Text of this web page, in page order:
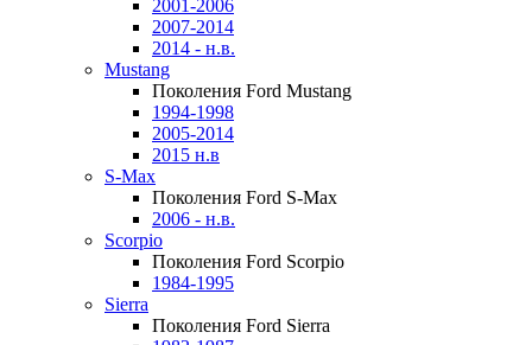
2001-2006
2007-2014
2014 - н.в.
Mustang
Поколения Ford Mustang
1994-1998
2005-2014
2015 н.в
S-Max
Поколения Ford S-Max
2006 - н.в.
Scorpio
Поколения Ford Scorpio
1984-1995
Sierra
Поколения Ford Sierra